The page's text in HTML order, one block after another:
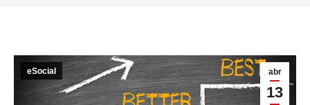
abr
13
eSocial